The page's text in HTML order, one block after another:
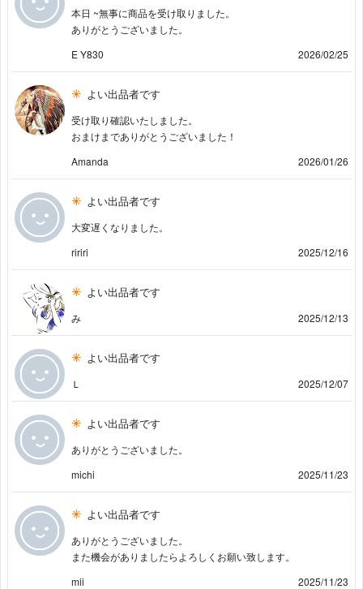
本日 ~無事に商品を受け取りました。
ありがとうございました。
E Y830
2026/02/25
よい出品者です
受け取り確認いたしました。
おまけまでありがとうございました！
Amanda
2026/01/26
よい出品者です
大変遅くなりました。
ririri
2025/12/16
よい出品者です
み 2025/12/13
よい出品者です
Ｌ 2025/12/07
よい出品者です
ありがとうございました。
michi
2025/11/23
よい出品者です
ありがとうございました。
また機会がありましたらよろしくお願い致します。
mii
2025/11/23